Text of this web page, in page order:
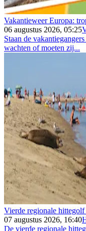
Vakantieweer Europa:
06 augustus 2026, 05:25
Staan de
wachten of moeten zij...
Vierde regionale
07 augustus 2026, 16:40
De vierde regionale